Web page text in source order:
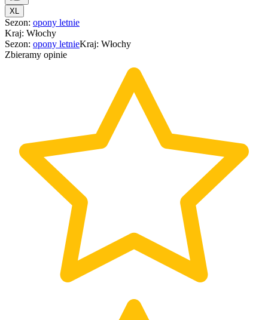
XL
Sezon: opony letnie
Kraj: Włochy
Sezon: opony letnieKraj: Włochy
Zbieramy opinie